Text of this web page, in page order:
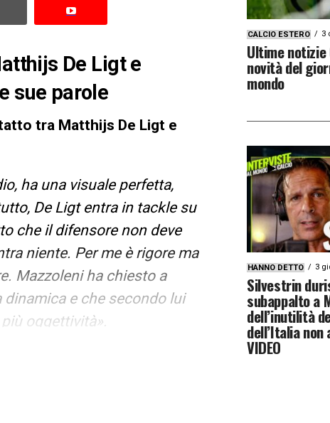
De Ligt e
sue parole
tra Matthijs De Ligt e
ha una visuale perfetta,
De Ligt entra in tackle su
che il difensore non deve
niente. Per me è rigore ma
Mazzoleni ha chiesto a
dinamica e che secondo lui
oggettività».
CALCIO ESTERO 3
Ultime
novità del
mondo
HANNO DETTO 3
Silvestrin
subappalto a
dell’inutilità
dell’Italia
VIDEO